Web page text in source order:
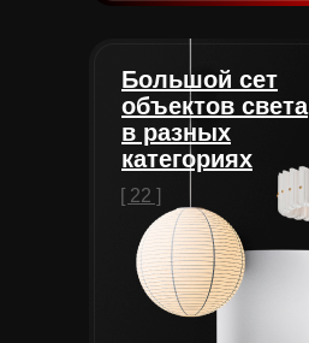
[ 22 ]
Большой сет
объектов света
в разных
категориях